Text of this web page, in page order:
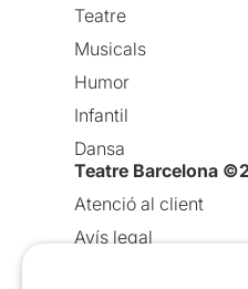
Teatre
Musicals
Humor
Infantil
Dansa
Teatre Barcelona
Atenció al client
Avís legal